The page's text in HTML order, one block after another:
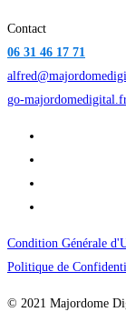
Contact
06 31 46 17 71
go-
Condition Générale
Politique de
© 2021 Majordome